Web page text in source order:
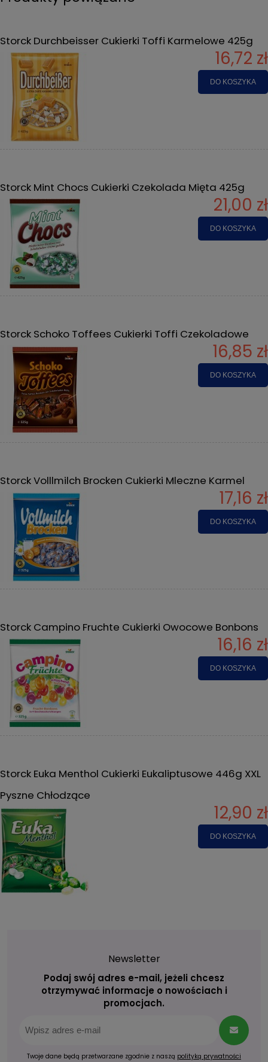
Storck Durchbeisser Cukierki Toffi Karmelowe 425g
16,72 zł
DO KOSZYKA
Storck Mint Chocs Cukierki Czekolada Mięta 425g
21,00 zł
DO KOSZYKA
Storck Schoko Toffees Cukierki Toffi Czekoladowe
16,85 zł
DO KOSZYKA
Storck Volllmilch Brocken Cukierki Mleczne Karmel
17,16 zł
DO KOSZYKA
Storck Campino Fruchte Cukierki Owocowe Bonbons
16,16 zł
DO KOSZYKA
Storck Euka Menthol Cukierki Eukaliptusowe 446g XXL
Pyszne Chłodzące
12,90 zł
DO KOSZYKA
Newsletter
Podaj swój adres e-mail, jeżeli chcesz
otrzymywać informacje o nowościach i
promocjach.
Twoje dane będą przetwarzane zgodnie z naszą polityką prywatności